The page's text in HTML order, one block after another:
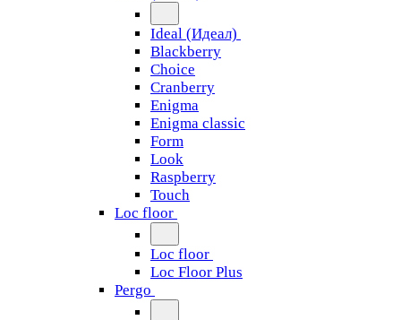
Ideal (Идеал)
Blackberry
Choice
Cranberry
Enigma
Enigma classic
Form
Look
Raspberry
Touch
Loc floor
Loc floor
Loc Floor Plus
Pergo